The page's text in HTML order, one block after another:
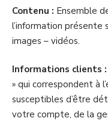
Contenu : Ensemble
l’information
images – vidéos.
Informations clients :
» qui correspondent à
susceptibles d’être
votre compte, de la